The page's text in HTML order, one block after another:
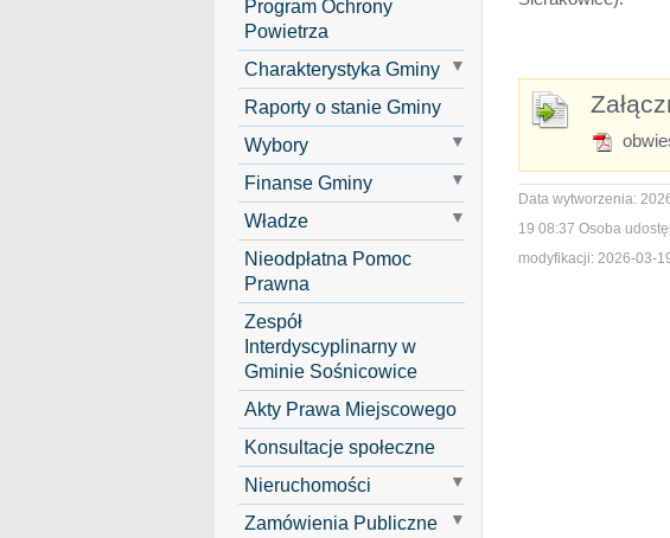
Program Ochrony
Powietrza
Charakterystyka Gminy
Raporty o stanie Gminy
Wybory
Finanse Gminy
Władze
Nieodpłatna Pomoc
Prawna
Zespół
Interdyscyplinarny w
Gminie Sośnicowice
Akty Prawa Miejscowego
Konsultacje społeczne
Nieruchomości
Zamówienia Publiczne
Data wytworzenia:
19 08:37 Osoba
modyfikacji: 2026-03-